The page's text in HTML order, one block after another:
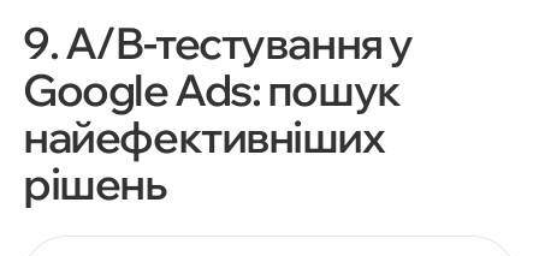
9. A/B-тестування у
Google Ads: пошук
найефективніших
рішень